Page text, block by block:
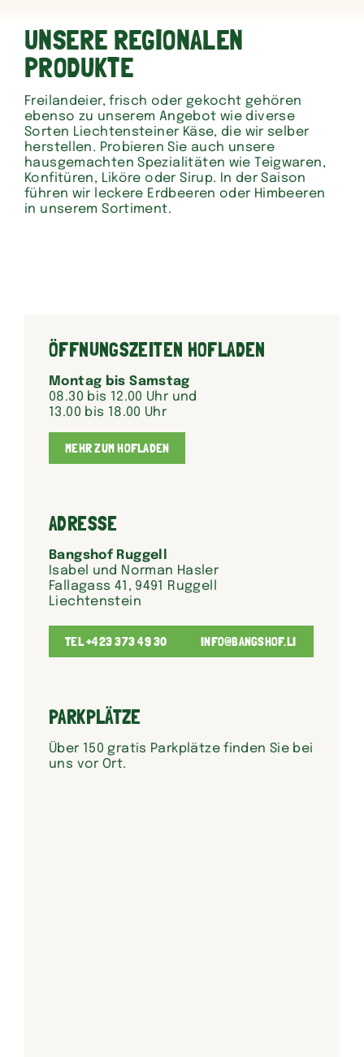
UNSERE REGIONALEN
PRODUKTE
Freilandeier, frisch oder gekocht gehören
ebenso zu unserem Angebot wie diverse
Sorten Liechtensteiner Käse, die wir selber
herstellen. Probieren Sie auch unsere
hausgemachten Spezialitäten wie Teigwaren,
Konfitüren, Liköre oder Sirup. In der Saison
führen wir leckere Erdbeeren oder Himbeeren
in unserem Sortiment.
ÖFFNUNGSZEITEN HOFLADEN
Montag bis Samstag
08.30 bis 12.00 Uhr und
13.00 bis 18.00 Uhr
MEHR ZUM HOFLADEN
ADRESSE
Bangshof Ruggell
Isabel und Norman Hasler
Fallagass 41, 9491 Ruggell
Liechtenstein
TEL +423 373 49 30 INFO@BANGSHOF.LI
PARKPLÄTZE
Über 150 gratis Parkplätze finden Sie bei
uns vor Ort.